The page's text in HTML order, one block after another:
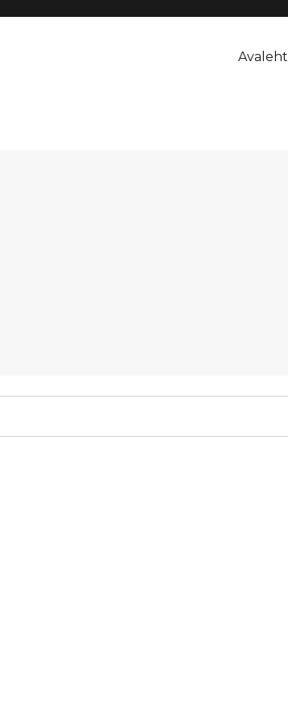
Avaleht